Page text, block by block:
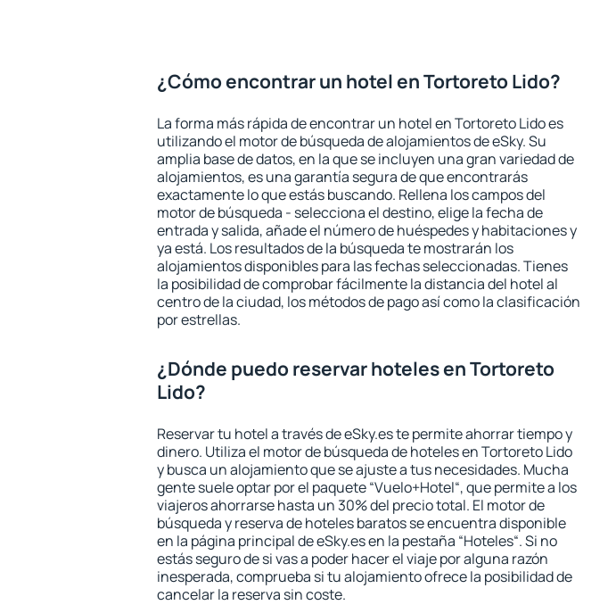
¿Cómo encontrar un hotel en Tortoreto Lido?
La forma más rápida de encontrar un hotel en Tortoreto Lido es
utilizando el motor de búsqueda de alojamientos de eSky. Su
amplia base de datos, en la que se incluyen una gran variedad de
alojamientos, es una garantía segura de que encontrarás
exactamente lo que estás buscando. Rellena los campos del
motor de búsqueda - selecciona el destino, elige la fecha de
entrada y salida, añade el número de huéspedes y habitaciones y
ya está. Los resultados de la búsqueda te mostrarán los
alojamientos disponibles para las fechas seleccionadas. Tienes
la posibilidad de comprobar fácilmente la distancia del hotel al
centro de la ciudad, los métodos de pago así como la clasificación
por estrellas.
¿Dónde puedo reservar hoteles en Tortoreto
Lido?
Reservar tu hotel a través de eSky.es te permite ahorrar tiempo y
dinero. Utiliza el motor de búsqueda de hoteles en Tortoreto Lido
y busca un alojamiento que se ajuste a tus necesidades. Mucha
gente suele optar por el paquete “Vuelo+Hotel“, que permite a los
viajeros ahorrarse hasta un 30% del precio total. El motor de
búsqueda y reserva de hoteles baratos se encuentra disponible
en la página principal de eSky.es en la pestaña “Hoteles“. Si no
estás seguro de si vas a poder hacer el viaje por alguna razón
inesperada, comprueba si tu alojamiento ofrece la posibilidad de
cancelar la reserva sin coste.